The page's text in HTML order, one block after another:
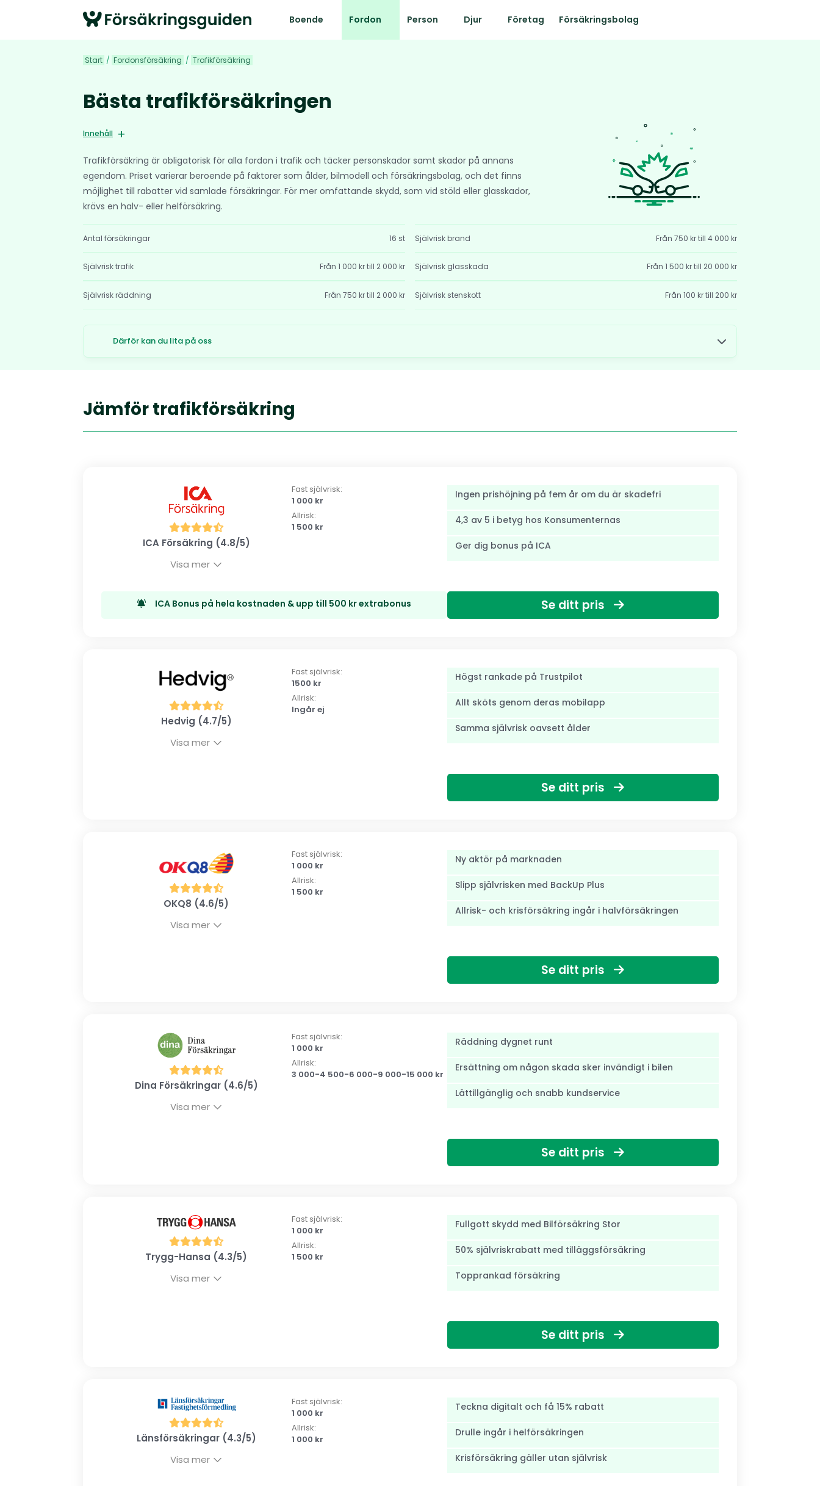
Boende Fordon Person Djur Företag Försäkringsbolag
Start / Fordonsförsäkring / Trafikförsäkring
Bästa trafikförsäkringen
Innehåll
Trafikförsäkring är obligatorisk för alla fordon i trafik och täcker personskador samt skador på annans
egendom. Priset varierar beroende på faktorer som ålder, bilmodell och försäkringsbolag, och det finns
möjlighet till rabatter vid samlade försäkringar. För mer omfattande skydd, som vid stöld eller glasskador,
krävs en halv- eller helförsäkring.
Antal försäkringar 16 st Självrisk brand Från 750 kr till 4 000 kr
Självrisk trafik Från 1 000 kr till 2 000 kr Självrisk glasskada Från 1 500 kr till 20 000 kr
Självrisk räddning Från 750 kr till 2 000 kr Självrisk stenskott Från 100 kr till 200 kr
Därför kan du lita på oss
Jämför trafikförsäkring
ICA Försäkring (4.8/5)
Visa mer
Fast självrisk:
1 000 kr
Allrisk:
1 500 kr
Ingen prishöjning på fem år om du är skadefri
4,3 av 5 i betyg hos Konsumenternas
Ger dig bonus på ICA
ICA Bonus på hela kostnaden & upp till 500 kr extrabonus Se ditt pris
Hedvig (4.7/5)
Visa mer
Fast självrisk:
1500 kr
Allrisk:
Ingår ej
Högst rankade på Trustpilot
Allt sköts genom deras mobilapp
Samma självrisk oavsett ålder
Se ditt pris
OKQ8 (4.6/5)
Visa mer
Fast självrisk:
1 000 kr
Allrisk:
1 500 kr
Ny aktör på marknaden
Slipp självrisken med BackUp Plus
Allrisk- och krisförsäkring ingår i halvförsäkringen
Se ditt pris
Dina Försäkringar (4.6/5)
Visa mer
Fast självrisk:
1 000 kr
Allrisk:
3 000-4 500-6 000-9 000-15 000 kr
Räddning dygnet runt
Ersättning om någon skada sker invändigt i bilen
Lättillgänglig och snabb kundservice
Se ditt pris
Trygg-Hansa (4.3/5)
Visa mer
Fast självrisk:
1 000 kr
Allrisk:
1 500 kr
Fullgott skydd med Bilförsäkring Stor
50% självriskrabatt med tilläggsförsäkring
Topprankad försäkring
Se ditt pris
Länsförsäkringar (4.3/5)
Visa mer
Fast självrisk:
1 000 kr
Allrisk:
1 000 kr
Teckna digitalt och få 15% rabatt
Drulle ingår i helförsäkringen
Krisförsäkring gäller utan självrisk